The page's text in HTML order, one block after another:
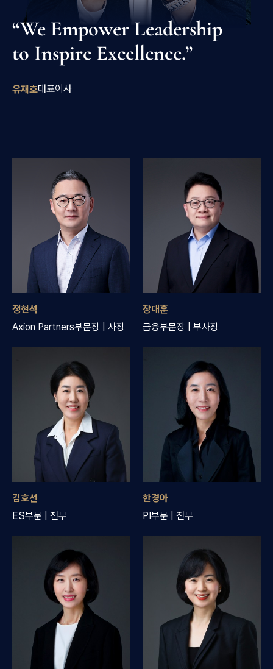
“We Empower Leadership
to Inspire Excellence.”
유재호대표이사
정현석
Axion Partners부문장 | 사장
장대훈
금융부문장 | 부사장
김호선
ES부문 | 전무
한경아
PI부문 | 전무